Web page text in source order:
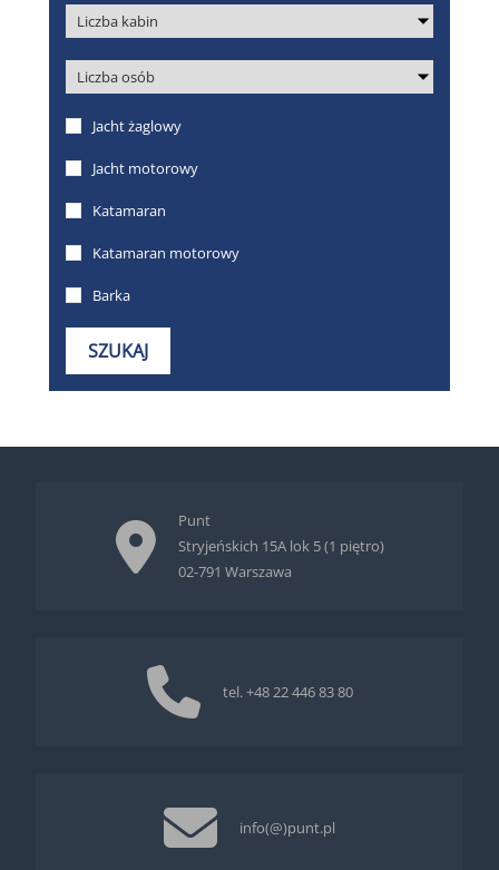
Punt
Stryjeńskich 15A lok 5 (1 piętro)
02-791 Warszawa
tel. +48 22 446 83 80
info(@)punt.pl